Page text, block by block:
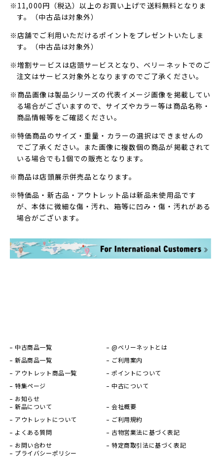
※11,000円（税込）以上のお買い上げで送料無料となりま
す。（中古品は対象外）
※店舗でご利用いただけるポイントをプレゼントいたしま
す。（中古品は対象外）
※増割サービスは店頭サービスとなり、ベリーネットでのご
注文はサービス対象外となりますのでご了承ください。
※商品画像は製品シリーズの代表イメージ画像を掲載してい
る場合がございますので、サイズやカラー等は商品名称・
商品情報等をご確認ください。
※特価商品のサイズ・重量・カラーの選択はできませんの
でご了承ください。また画像に複数個の商品が掲載されて
いる場合でも1個での販売となります。
※商品は店頭展示併売品となります。
※特価品・新古品・アウトレット品は新品未使用品です
が、本体に微細な傷・汚れ、箱等に凹み・傷・汚れがある
場合がございます。
中古商品一覧
新品商品一覧
アウトレット商品一覧
特集ページ
お知らせ
@ベリーネットとは
ご利用案内
ポイントについて
中古について
新品について
アウトレットについて
よくある質問
お問い合わせ
会社概要
ご利用規約
古物営業法に基づく表記
特定商取引法に基づく表記
プライバシーポリシー